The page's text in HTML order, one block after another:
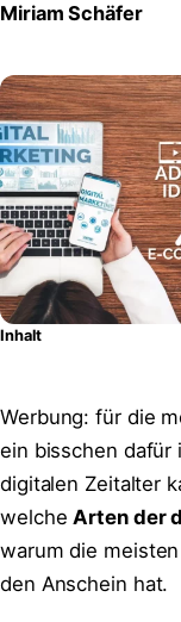
Miriam Schäfer
Inhalt
Werbung: für die
ein bisschen dafür
digitalen Zeitalter
welcheArten der
warum die
den Anschein hat.